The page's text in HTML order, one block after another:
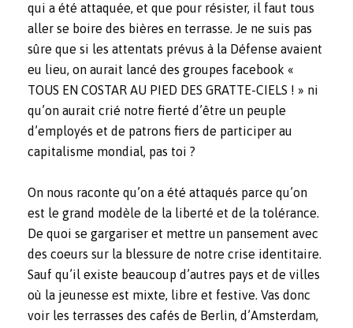
qui a été attaquée, et que pour résister, il faut tous
aller se boire des bières en terrasse. Je ne suis pas
sûre que si les attentats prévus à la Défense avaient
eu lieu, on aurait lancé des groupes facebook «
TOUS EN COSTAR AU PIED DES GRATTE-CIELS ! » ni
qu’on aurait crié notre fierté d’être un peuple
d’employés et de patrons fiers de participer au
capitalisme mondial, pas toi ?
On nous raconte qu’on a été attaqués parce qu’on
est le grand modèle de la liberté et de la tolérance.
De quoi se gargariser et mettre un pansement avec
des coeurs sur la blessure de notre crise identitaire.
Sauf qu’il existe beaucoup d’autres pays et de villes
où la jeunesse est mixte, libre et festive. Vas donc
voir les terrasses des cafés de Berlin, d’Amsterdam,